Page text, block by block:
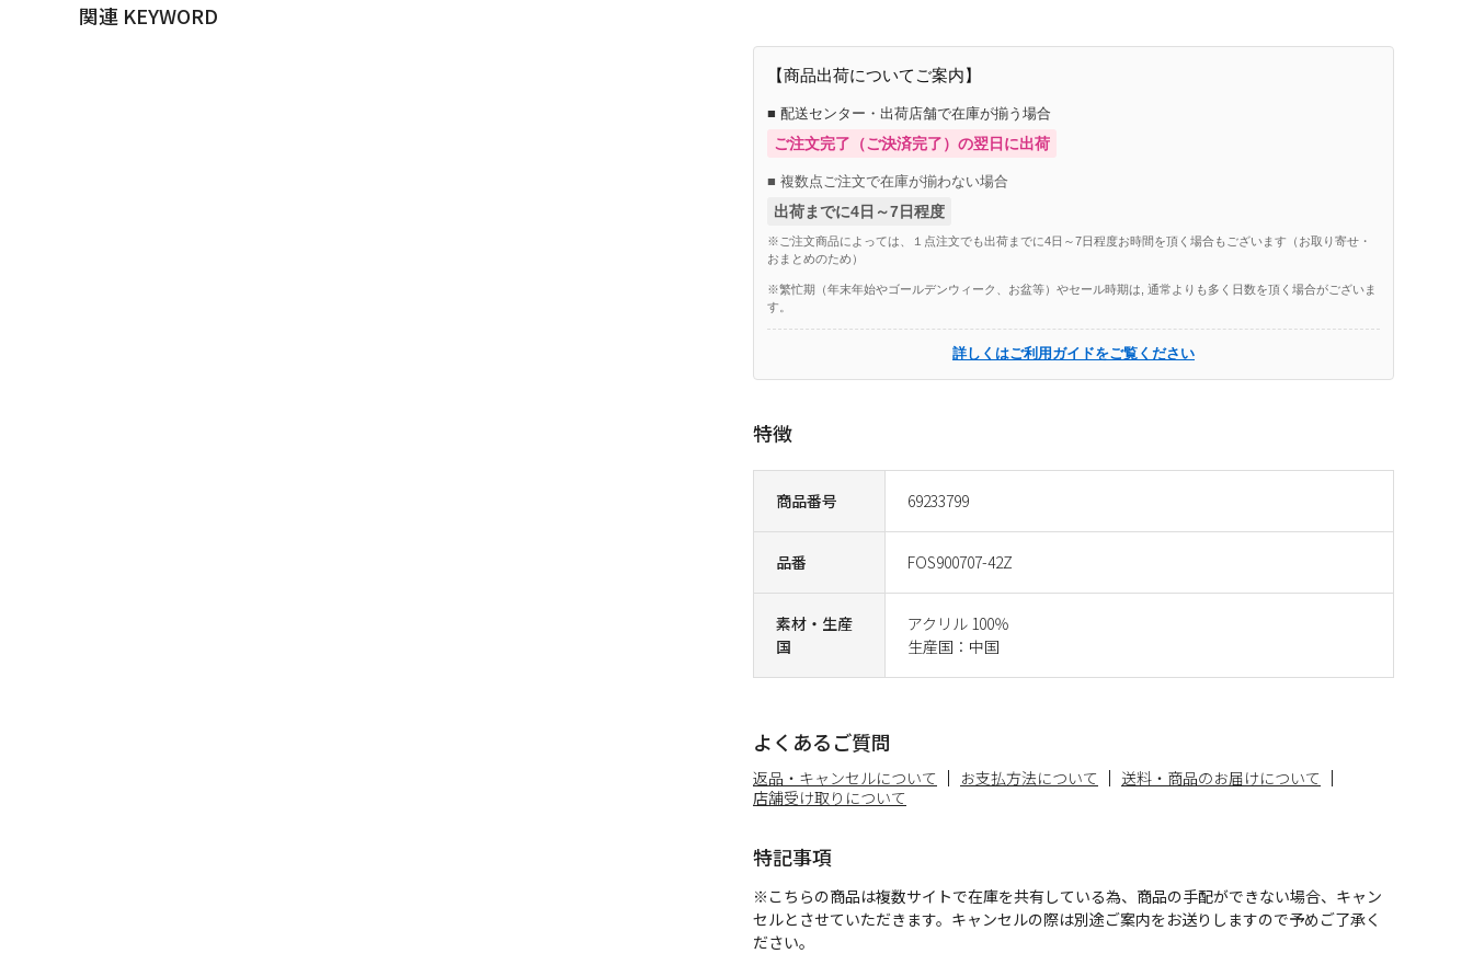
関連 KEYWORD
商品番号 69233799
品番 FOS900707-42Z
素材・生産
国
アクリル 100％
生産国：中国
【商品出荷についてご案内】
■ 配送センター・出荷店舗で在庫が揃う場合
ご注文完了（ご決済完了）の翌日に出荷
■ 複数点ご注文で在庫が揃わない場合
出荷までに4日～7日程度
※ご注文商品によっては、１点注文でも出荷までに4日～7日程度お時間を頂く場合もございます（お取り寄せ・
おまとめのため）
※繁忙期（年末年始やゴールデンウィーク、お盆等）やセール時期は, 通常よりも多く日数を頂く場合がございま
す。
詳しくはご利用ガイドをご覧ください
特徴
よくあるご質問
返品・キャンセルについて お支払方法について
送料・商品のお届けについて
店舗受け取りについて
特記事項
※こちらの商品は複数サイトで在庫を共有している為、商品の手配ができない場合、キャン
セルとさせていただきます。キャンセルの際は別途ご案内をお送りしますので予めご了承く
ださい。